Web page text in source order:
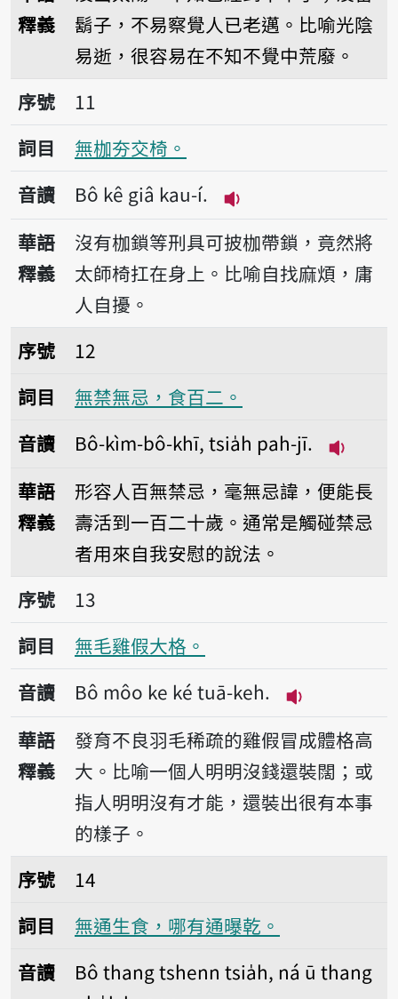
釋義
鬍子，不易察覺人已老邁。比喻光陰
易逝，很容易在不知不覺中荒廢。
序號11無枷夯交椅。
序號
11
詞目
無枷夯交椅。
音讀
Bô kê giâ kau-í.
播放音讀Bô kê giâ
華語
釋義
沒有枷鎖等刑具可披枷帶鎖，竟然將
太師椅扛在身上。比喻自找麻煩，庸
人自擾。
序號12無禁無忌，食百二。
序號
12
詞目
無禁無忌，食百二。
音讀
Bô-kìm-bô-khī, tsia̍h pah-jī.
華語
釋義
形容人百無禁忌，毫無忌諱，便能長
壽活到一百二十歲。通常是觸碰禁忌
者用來自我安慰的說法。
序號13無毛雞假大格。
序號
13
詞目
無毛雞假大格。
音讀
Bô môo ke ké tuā-keh.
播放音讀Bô
華語
釋義
發育不良羽毛稀疏的雞假冒成體格高
大。比喻一個人明明沒錢還裝闊；或
指人明明沒有才能，還裝出很有本事
的樣子。
序號14無通生食，哪有通曝乾。
序號
14
詞目
無通生食，哪有通曝乾。
音讀
Bô thang tshenn tsia̍h, ná ū thang